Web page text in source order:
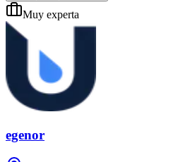
Muy experta
egenor